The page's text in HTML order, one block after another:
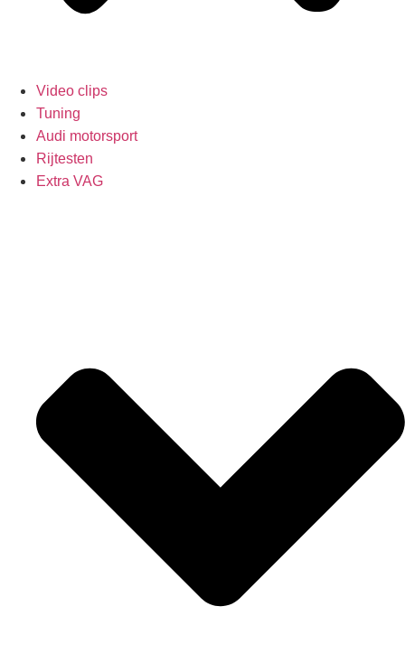
Video clips
Tuning
Audi motorsport
Rijtesten
Extra VAG